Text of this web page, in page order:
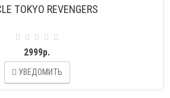
TOKYO REVENGERS
2999р.
УВЕДОМИТЬ